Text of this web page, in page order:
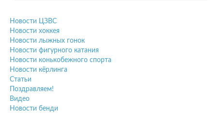
Новости ЦЗВС
Новости хоккея
Новости лыжных гонок
Новости фигурного катания
Новости конькобежного спорта
Новости кёрлинга
Статьи
Поздравляем!
Видео
Новости бенди